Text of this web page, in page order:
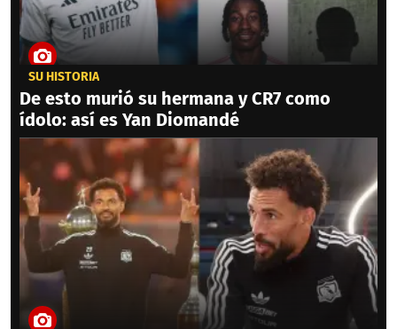
SU HISTORIA
De esto murió su hermana y CR7 como
ídolo: así es Yan Diomandé